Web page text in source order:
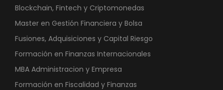
Blockchain, Fintech y Criptomonedas
Master en Gestión Financiera y Bolsa
Fusiones, Adquisiciones y Capital Riesgo
Formación en Finanzas Internacionales
MBA Administracion y Empresa
Formación en Fiscalidad y Finanzas